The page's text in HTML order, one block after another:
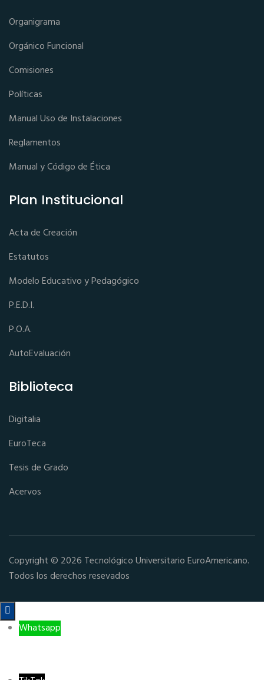
Organigrama
Orgánico Funcional
Comisiones
Políticas
Manual Uso de Instalaciones
Reglamentos
Manual y Código de Ética
Plan Institucional
Acta de Creación
Estatutos
Modelo Educativo y Pedagógico
P.E.D.I.
P.O.A.
AutoEvaluación
Biblioteca
Digitalia
EuroTeca
Tesis de Grado
Acervos
Copyright © 2026 Tecnológico Universitario EuroAmericano.
Todos los derechos resevados

Whatsapp